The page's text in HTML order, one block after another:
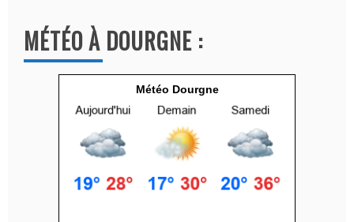
t
i
MÉTÉO À DOURGNE :
Météo Dourgne